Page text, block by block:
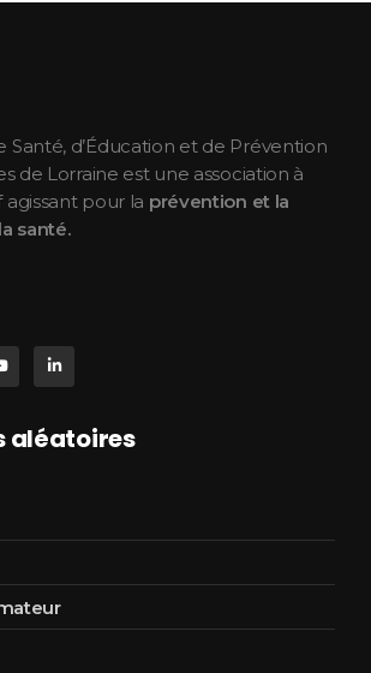
Santé, d’Éducation et de Prévention
de Lorraine est une association à
pour la prévention et la
santé.
aléatoires